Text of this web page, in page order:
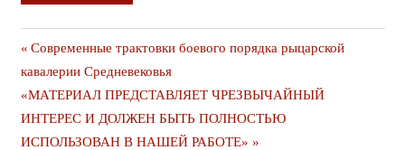
Навигация
по
записям
Предыдущая
публикация
Современные трактовки боевого порядка рыцарской
кавалерии Средневековья
Следующая
публикация
«МАТЕРИАЛ ПРЕДСТАВЛЯЕТ ЧРЕЗВЫЧАЙНЫЙ
ИНТЕРЕС И ДОЛЖЕН БЫТЬ ПОЛНОСТЬЮ
ИСПОЛЬЗОВАН В НАШЕЙ РАБОТЕ»